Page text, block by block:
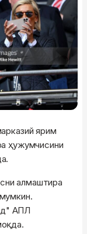
ярим
ҳужумчисини
алмаштира
АПЛ